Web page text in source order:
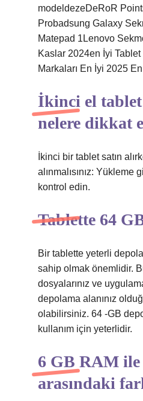
modeldezeDeRoR
Probadsung Galaxy
Matepad 1Lenovo
Kaslar 2024en İyi
Markaları En İyi 2025
İkinci el tablet
nelere dikkat
İkinci bir tablet satın
alınmalısınız: Yükleme
kontrol edin.
Tablette 64
Bir tablette yeterli
sahip olmak önemlidir.
dosyalarınız ve
depolama alanınız
olabilirsiniz. 64 -GB
kullanım için yeterlidir.
6 GB RAM
arasındaki